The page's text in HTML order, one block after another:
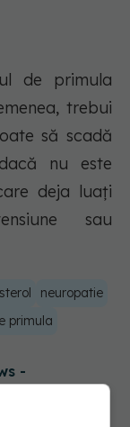
de primula
trebui
să scadă
nu este
deja luați
sau
neuropatie
primula
-